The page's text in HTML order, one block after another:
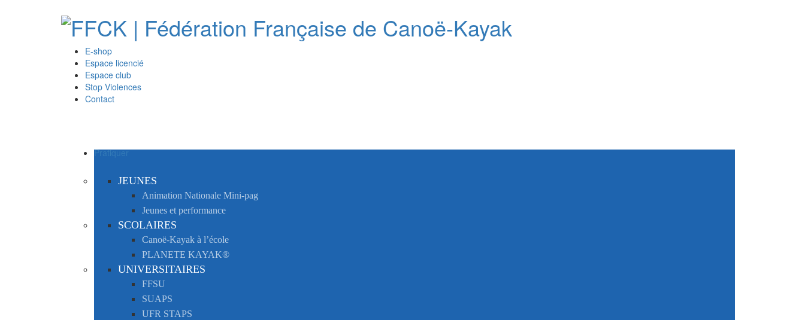
E-shop
Espace licencié
Espace club
Stop Violences
Contact
Pratiquer
JEUNES
Animation Nationale Mini-pag
Jeunes et performance
SCOLAIRES
Canoë-Kayak à l’école
PLANETE KAYAK®
UNIVERSITAIRES
FFSU
SUAPS
UFR STAPS